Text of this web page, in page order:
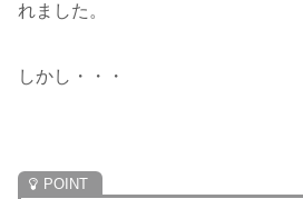
れました。
しかし・・・